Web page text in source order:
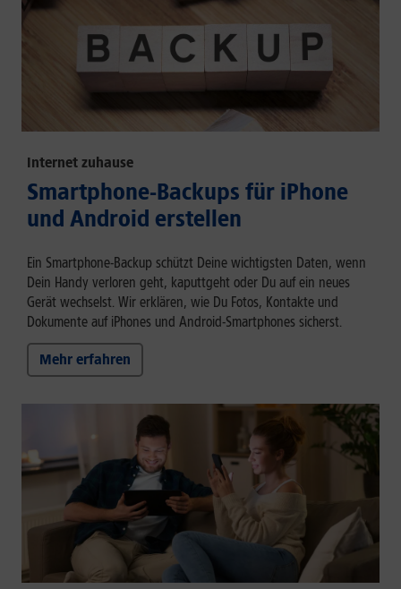
Internet zuhause
Smartphone-Backups für iPhone
und Android erstellen
Ein Smartphone-Backup schützt Deine wichtigsten Daten, wenn
Dein Handy verloren geht, kaputtgeht oder Du auf ein neues
Gerät wechselst. Wir erklären, wie Du Fotos, Kontakte und
Dokumente auf iPhones und Android-Smartphones sicherst.
Mehr erfahren